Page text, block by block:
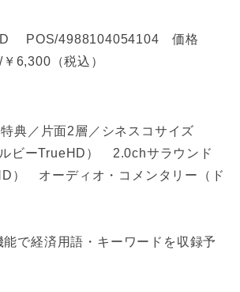
POS/4988104054104 価格
6,300（税込）
典／片面2層／シネスコサイズ
ビーTrueHD） 2.0chサラウンド
） オーディオ・コメンタリー（ド
で経済用語・キーワードを収録予